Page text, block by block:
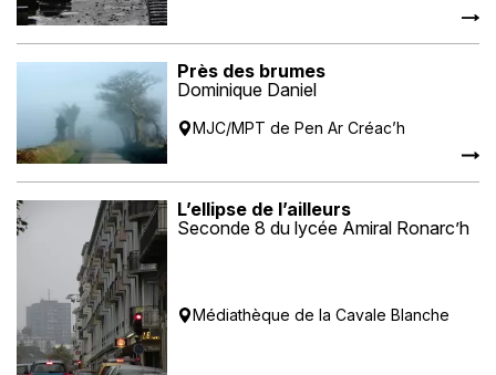
Près des brumes
Dominique Daniel
MJC/MPT de Pen Ar Créac’h
L’ellipse de l’ailleurs
Seconde 8 du lycée Amiral Ronarc’h
Médiathèque de la Cavale Blanche